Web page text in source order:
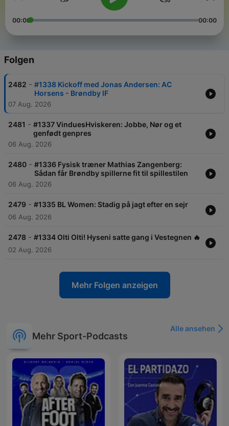
00:00 00:00
Folgen
2482 - #1338 Kickoff med Jonas Andersen: AC
Horsens - Brøndby IF
07 Aug. 2026
2481 - #1337 VinduesHviskeren: Jobbe, Nør og et
genfødt genpres
06 Aug. 2026
2480 - #1336 Fysisk træner Mathias Zangenberg:
Sådan får Brøndby spillerne fit til spillestilen
06 Aug. 2026
2479 - #1335 BL Women: Stadig på jagt efter en sejr
06 Aug. 2026
2478 - #1334 Olti Olti! Hyseni satte gang i Vestegnen 🔥
02 Aug. 2026
Mehr Folgen anzeigen
Mehr Sport-Podcasts
Alle ansehen